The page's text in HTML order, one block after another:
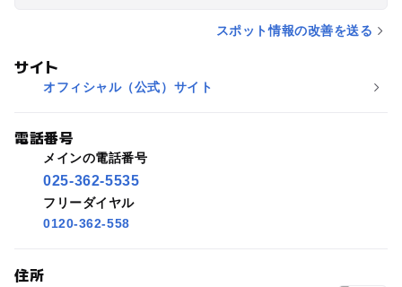
スポット情報の改善を送る
サイト
オフィシャル（公式）サイト
電話番号
メインの電話番号
025-362-5535
フリーダイヤル
0120-362-558
住所